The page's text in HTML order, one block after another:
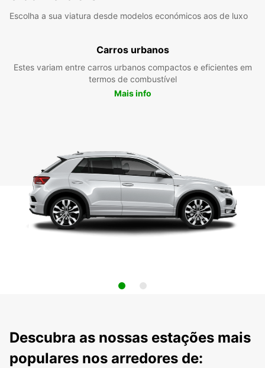
Escolha a sua viatura desde modelos económicos aos de luxo
Carros urbanos
Estes variam entre carros urbanos compactos e eficientes em
termos de combustível
Mais info
Descubra as nossas estações mais
populares nos arredores de: